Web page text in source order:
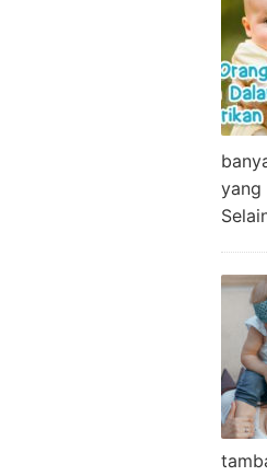
yang